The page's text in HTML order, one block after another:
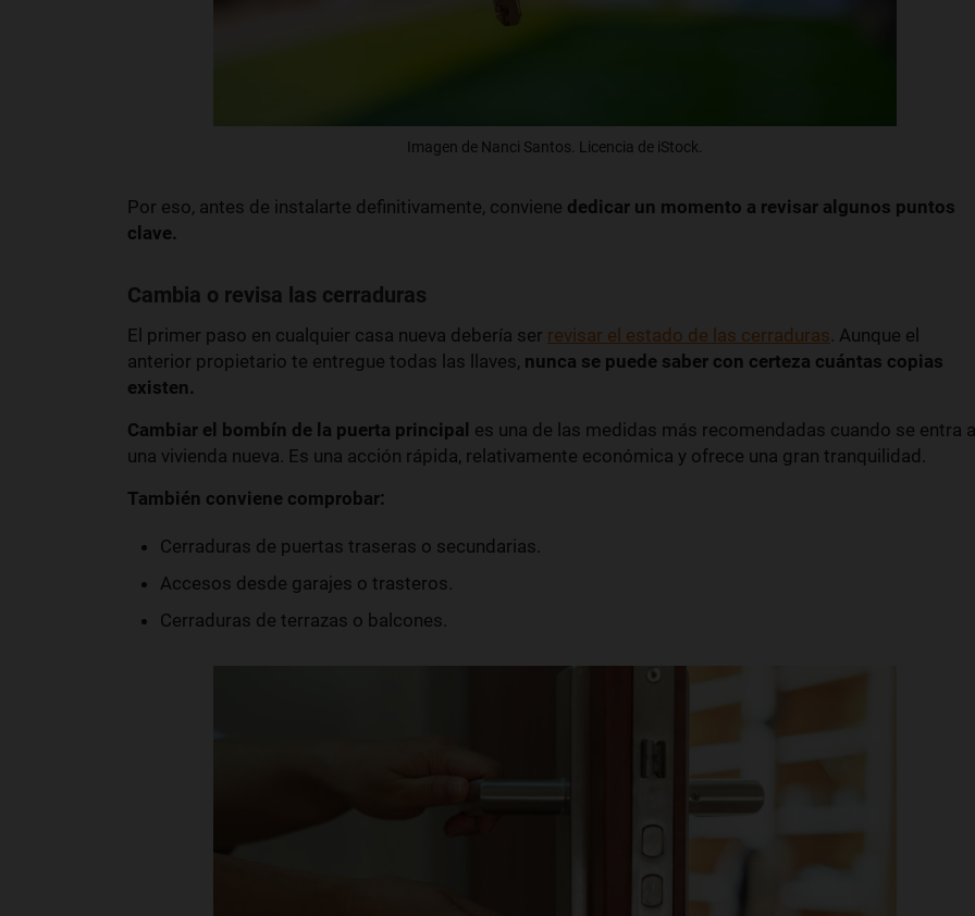
Imagen de Nanci Santos. Licencia de iStock.
Por eso, antes de instalarte definitivamente, conviene dedicar un momento a revisar algunos puntos
clave.
Cambia o revisa las cerraduras
El primer paso en cualquier casa nueva debería ser revisar el estado de las cerraduras. Aunque el
anterior propietario te entregue todas las llaves, nunca se puede saber con certeza cuántas copias
existen.
Cambiar el bombín de la puerta principal es una de las medidas más recomendadas cuando se entra a
una vivienda nueva. Es una acción rápida, relativamente económica y ofrece una gran tranquilidad.
También conviene comprobar:
Cerraduras de puertas traseras o secundarias.
Accesos desde garajes o trasteros.
Cerraduras de terrazas o balcones.